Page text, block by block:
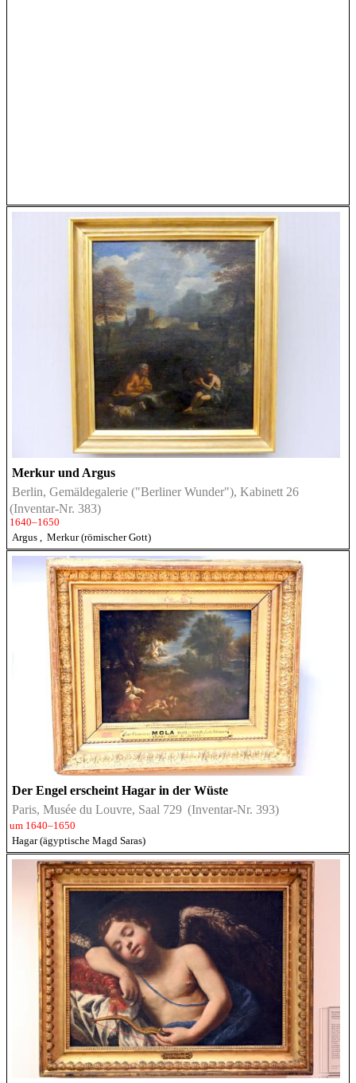
Merkur und Argus
Berlin, Gemäldegalerie ("Berliner Wunder"), Kabinett 26
(Inventar-Nr. 383)
1640–1650
Argus , Merkur (römischer Gott)
Der Engel erscheint Hagar in der Wüste
Paris, Musée du Louvre, Saal 729 (Inventar-Nr. 393)
um 1640–1650
Hagar (ägyptische Magd Saras)